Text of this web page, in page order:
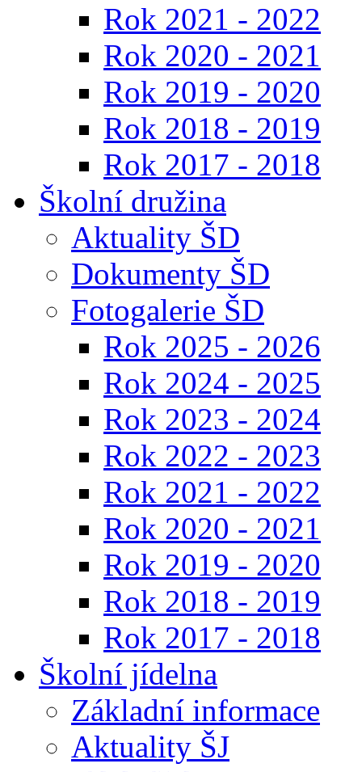
Rok 2021 - 2022
Rok 2020 - 2021
Rok 2019 - 2020
Rok 2018 - 2019
Rok 2017 - 2018
Školní družina
Aktuality ŠD
Dokumenty ŠD
Fotogalerie ŠD
Rok 2025 - 2026
Rok 2024 - 2025
Rok 2023 - 2024
Rok 2022 - 2023
Rok 2021 - 2022
Rok 2020 - 2021
Rok 2019 - 2020
Rok 2018 - 2019
Rok 2017 - 2018
Školní jídelna
Základní informace
Aktuality ŠJ